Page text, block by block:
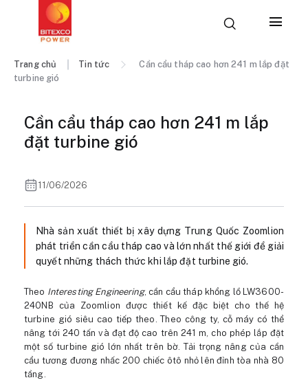
Trang chủ Tin tức
Cần cẩu tháp cao hơn 241 m lắp đặt
turbine gió
Cần cẩu tháp cao hơn 241 m lắp
đặt turbine gió
11/06/2026
Nhà sản xuất thiết bị xây dựng Trung Quốc Zoomlion
phát triển cần cẩu tháp cao và lớn nhất thế giới để giải
quyết những thách thức khi lắp đặt turbine gió.
Theo Interesting Engineering, cần cẩu tháp khổng lồ LW3600-
240NB của Zoomlion được thiết kế đặc biệt cho thế hệ
turbine gió siêu cao tiếp theo. Theo công ty, cỗ máy có thể
nâng tới 240 tấn và đạt độ cao trên 241 m, cho phép lắp đặt
một số turbine gió lớn nhất trên bờ. Tải trọng nâng của cần
cẩu tương đương nhấc 200 chiếc ôtô nhỏ lên đỉnh tòa nhà 80
tầng.